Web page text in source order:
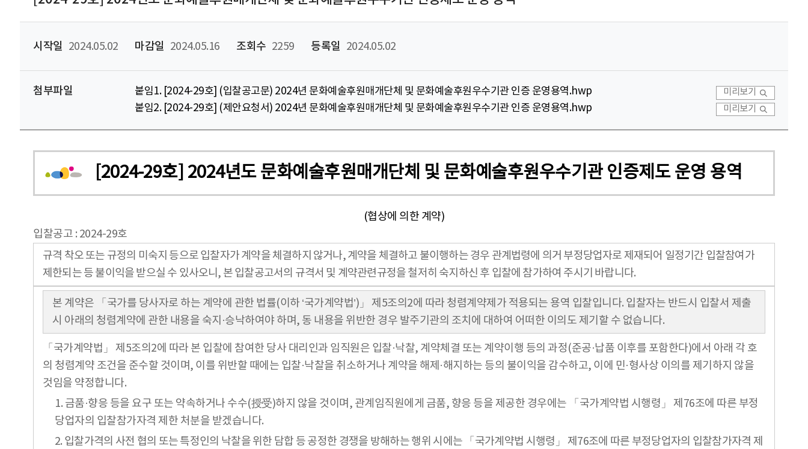
시작일 2024.05.02 마감일 2024.05.16 조회수 2259 등록일 2024.05.02
첨부파일 붙임1. [2024-29호] (입찰공고문) 2024년 문화예술후원매개단체 및 문화예술후원우수기관 인증 운영용역.hwp 미리보기
붙임2. [2024-29호] (제안요청서) 2024년 문화예술후원매개단체 및 문화예술후원우수기관 인증 운영용역.hwp 미리보기
[2024-29호] 2024년도 문화예술후원매개단체 및 문화예술후원우수기관 인증제도 운영 용역
(협상에 의한 계약)
입찰공고 : 2024-29호
규격 착오 또는 규정의 미숙지 등으로 입찰자가 계약을 체결하지 않거나, 계약을 체결하고 불이행하는 경우 관계법령에 의거 부정당업자로 제재되어 일정기간 입찰참여가
제한되는 등 불이익을 받으실 수 있사오니, 본 입찰공고서의 규격서 및 계약관련규정을 철저히 숙지하신 후 입찰에 참가하여 주시기 바랍니다.
본 계약은 「국가를 당사자로 하는 계약에 관한 법률(이하 ‘국가계약법’)」 제5조의2에 따라 청렴계약제가 적용되는 용역 입찰입니다. 입찰자는 반드시 입찰서 제출
시 아래의 청렴계약에 관한 내용을 숙지·승낙하여야 하며, 동 내용을 위반한 경우 발주기관의 조치에 대하여 어떠한 이의도 제기할 수 없습니다.
「국가계약법」 제5조의2에 따라 본 입찰에 참여한 당사 대리인과 임직원은 입찰·낙찰, 계약체결 또는 계약이행 등의 과정(준공·납품 이후를 포함한다)에서 아래 각 호
의 청렴계약 조건을 준수할 것이며, 이를 위반할 때에는 입찰·낙찰을 취소하거나 계약을 해제·해지하는 등의 불이익을 감수하고, 이에 민·형사상 이의를 제기하지 않을
것임을 약정합니다.
1. 금품·향응 등을 요구 또는 약속하거나 수수(授受)하지 않을 것이며, 관계임직원에게 금품, 향응 등을 제공한 경우에는 「국가계약법 시행령」 제76조에 따른 부정
당업자의 입찰참가자격 제한 처분을 받겠습니다.
2. 입찰가격의 사전 협의 또는 특정인의 낙찰을 위한 담합 등 공정한 경쟁을 방해하는 행위 시에는 「국가계약법 시행령」 제76조에 따른 부정당업자의 입찰참가자격 제